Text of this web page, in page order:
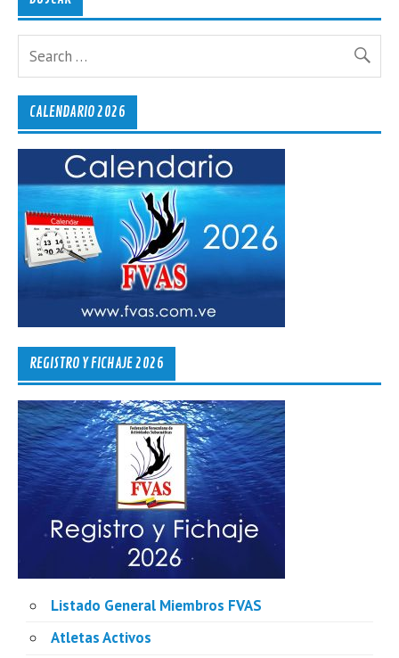
CALENDARIO 2026
REGISTRO Y FICHAJE 2026
Listado General Miembros FVAS
Atletas Activos